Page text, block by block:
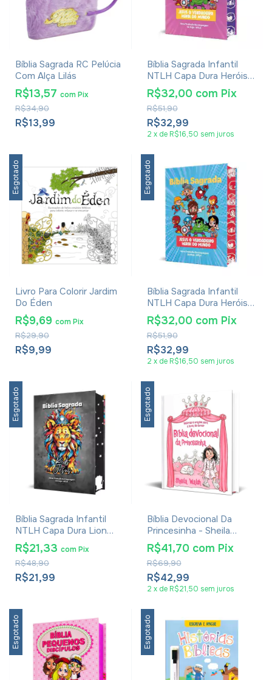
Bíblia Sagrada RC Pelúcia
Com Alça Lilás
R$13,99
R$34,90
R$13,57 comPix
Bíblia Sagrada Infantil
NTLH Capa Dura Heróis
Menina
R$32,99
R$51,90
R$32,00 com Pix
2 x de R$16,50 sem juros
Esgotado
Livro Para Colorir Jardim
Do Éden
R$9,99
R$29,90
R$9,69 comPix
Esgotado
Bíblia Sagrada Infantil
NTLH Capa Dura Heróis
Menino
R$32,99
R$51,90
R$32,00 com Pix
2 x de R$16,50 sem juros
Esgotado
Bíblia Sagrada Infantil
NTLH Capa Dura Lion
Kids
R$21,99
R$48,90
R$21,33 comPix
Esgotado
Bíblia Devocional Da
Princesinha - Sheila
Walsh
R$42,99
R$69,90
R$41,70 com Pix
2 x de R$21,50 sem juros
Esgotado Esgotado